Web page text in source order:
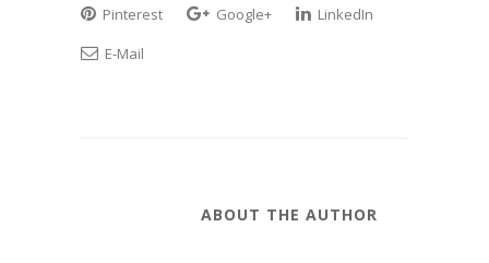
Pinterest
Google+
LinkedIn
E-Mail
ABOUT THE AUTHOR